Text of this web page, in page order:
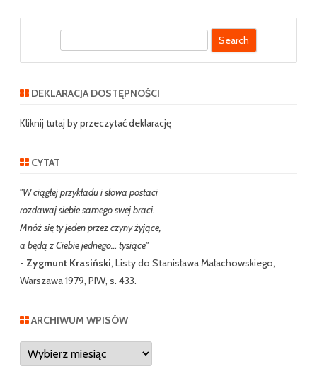
r
h
DEKLARACJA DOSTĘPNOŚCI
Kliknij tutaj by przeczytać deklarację
CYTAT
"W ciągłej przykładu i słowa postaci
rozdawaj siebie samego swej braci.
Mnóż się ty jeden przez czyny żyjące,
a będą z Ciebie jednego… tysiące"
- Zygmunt Krasiński, Listy do Stanisława Małachowskiego,
Warszawa 1979, PIW, s. 433.
ARCHIWUM WPISÓW
Archiwum
wpisów